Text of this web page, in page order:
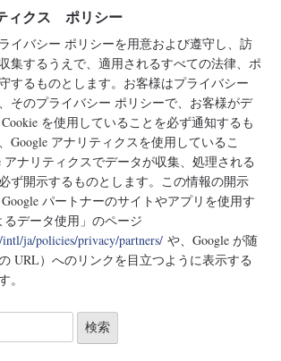
ィクス ポリシー
イバシー ポリシーを用意および遵守し、訪
集するうえで、適用されるすべての法律、ポ
するものとします。お客様はプライバシー
そのプライバシー ポリシーで、お客様がデ
を使用していることを必ず通知するも
Google アナリティクスを使用しているこ
アナリティクスでデータが収集、処理される
ず開示するものとします。この情報の開示
パートナーのサイトやアプリを使用す
るデータ使用」のページ
ja/policies/privacy/partners/ や、Google が随
URL）へのリンクを目立つように表示する
。